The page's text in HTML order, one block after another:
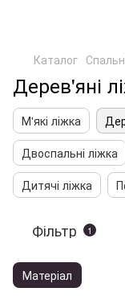
Каталог
Дерев'яні
М'які ліжка
Двоспальні ліжка
Дитячі ліжка
Фільтр 1
Матеріал